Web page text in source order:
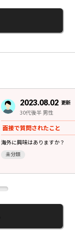
2023.08.02 更新
30代後半 男性
面接で質問されたこと
海外に興味はありますか？
未分類